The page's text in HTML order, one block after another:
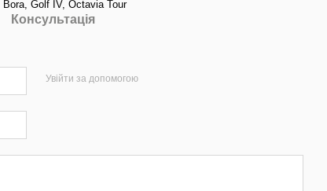
Bora, Golf IV, Octavia Tour
Консультація
Увійти за допомогою